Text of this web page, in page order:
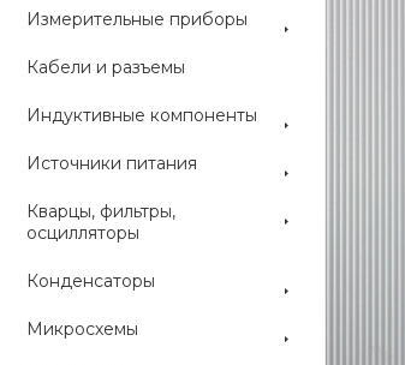
Измерительные приборы
Кабели и разъемы
Индуктивные компоненты
Источники питания
Кварцы, фильтры,
осцилляторы
Конденсаторы
Микросхемы